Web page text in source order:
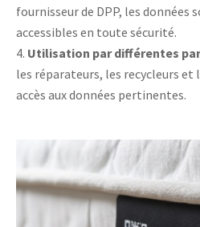
fournisseur de DPP, les données
accessibles en toute sécurité.
Utilisation par différentes
les réparateurs, les recycleurs
accès aux données pertinentes.